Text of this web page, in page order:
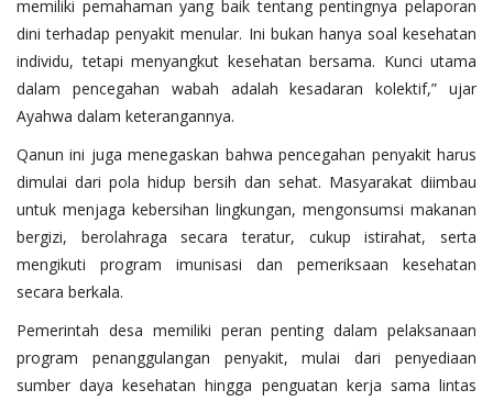
memiliki pemahaman yang baik tentang pentingnya pelaporan
dini terhadap penyakit menular. Ini bukan hanya soal kesehatan
individu, tetapi menyangkut kesehatan bersama. Kunci utama
dalam pencegahan wabah adalah kesadaran kolektif,” ujar
Ayahwa dalam keterangannya.
Qanun ini juga menegaskan bahwa pencegahan penyakit harus
dimulai dari pola hidup bersih dan sehat. Masyarakat diimbau
untuk menjaga kebersihan lingkungan, mengonsumsi makanan
bergizi, berolahraga secara teratur, cukup istirahat, serta
mengikuti program imunisasi dan pemeriksaan kesehatan
secara berkala.
Pemerintah desa memiliki peran penting dalam pelaksanaan
program penanggulangan penyakit, mulai dari penyediaan
sumber daya kesehatan hingga penguatan kerja sama lintas